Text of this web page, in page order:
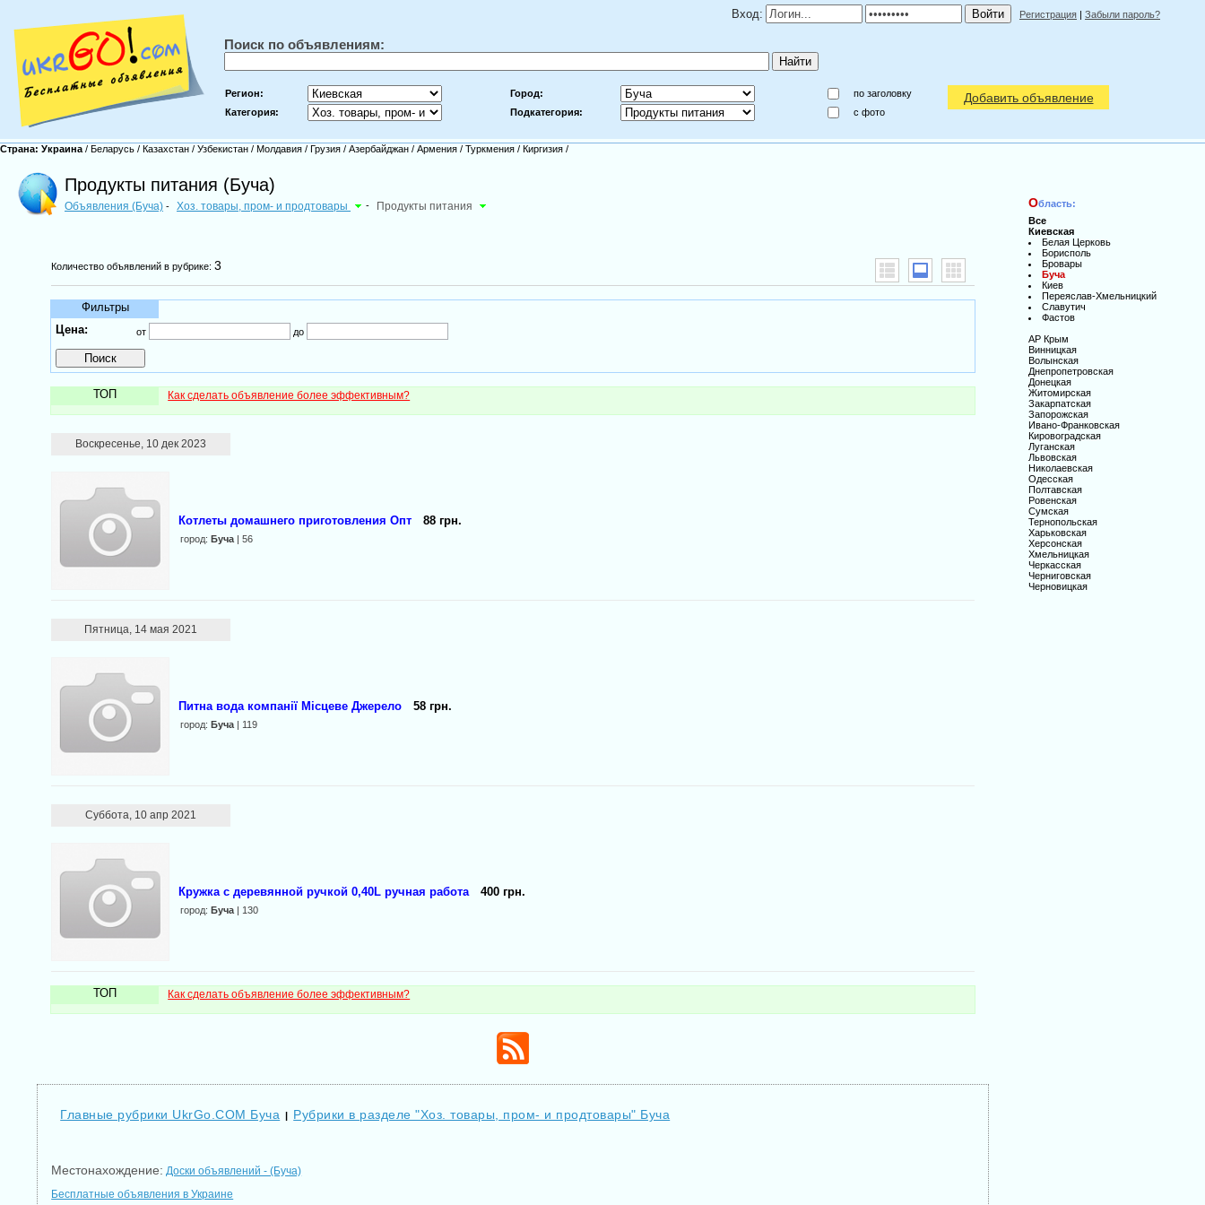
Вход: Регистрация | Забыли пароль?
Поиск по объявлениям:
Регион: Город:
по заголовку
Категория:
Подкатегория: c фото
Добавить объявление
Страна: Украина / Беларусь / Казахстан / Узбекистан / Молдавия / Грузия / Азербайджан / Армения / Туркмения / Киргизия /
Продукты питания (Буча)
Объявления (Буча) - Хоз. товары, пром- и продтовары - Продукты питания
Количество объявлений в рубрике:3
Фильтры
Цена:
от до
ТОП Как сделать объявление более эффективным?
Воскресенье, 10 дек 2023
Котлеты домашнего приготовления Опт 88 грн.
город:Буча | 56
Пятница, 14 мая 2021
Питна вода компанії Місцеве Джерело 58 грн.
город:Буча | 119
Суббота, 10 апр 2021
Кружка с деревянной ручкой 0,40L ручная работа 400 грн.
город:Буча | 130
ТОП Как сделать объявление более эффективным?
Главные рубрики UkrGo.COM Буча | Рубрики в разделе "Хоз. товары, пром- и продтовары" Буча
Местонахождение: Доски объявлений - (Буча)
Бесплатные объявления в Украине
Область:
Все
Киевская
Белая Церковь
Борисполь
Бровары
Буча
Киев
Переяслав-Хмельницкий
Славутич
Фастов
АР Крым
Винницкая
Волынская
Днепропетровская
Донецкая
Житомирская
Закарпатская
Запорожская
Ивано-Франковская
Кировоградская
Луганская
Львовская
Николаевская
Одесская
Полтавская
Ровенская
Сумская
Тернопольская
Харьковская
Херсонская
Хмельницкая
Черкасская
Черниговская
Черновицкая